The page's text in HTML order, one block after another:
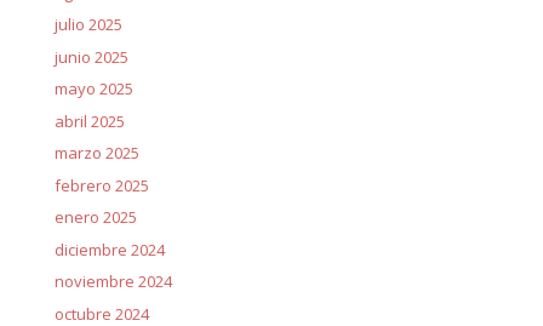
julio 2025
junio 2025
mayo 2025
abril 2025
marzo 2025
febrero 2025
enero 2025
diciembre 2024
noviembre 2024
octubre 2024